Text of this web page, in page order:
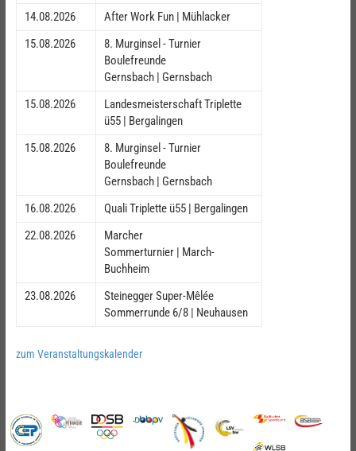
14.08.2026
After Work Fun | Mühlacker
15.08.2026
8. Murginsel - Turnier
Boulefreunde
Gernsbach | Gernsbach
15.08.2026
Landesmeisterschaft Triplette
ü55 | Bergalingen
15.08.2026
8. Murginsel - Turnier
Boulefreunde
Gernsbach | Gernsbach
16.08.2026
Quali Triplette ü55 | Bergalingen
22.08.2026
Marcher
Sommerturnier | March-
Buchheim
23.08.2026
Steinegger Super-Mêlée
Sommerrunde 6/8 | Neuhausen
zum Veranstaltungskalender